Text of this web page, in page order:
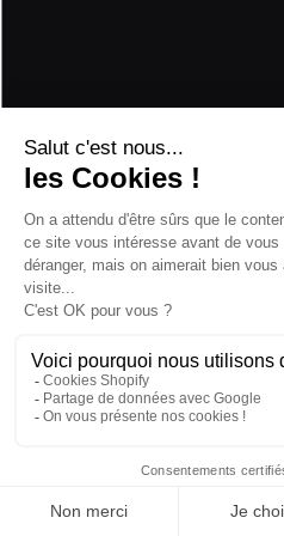
BINDUNGEN